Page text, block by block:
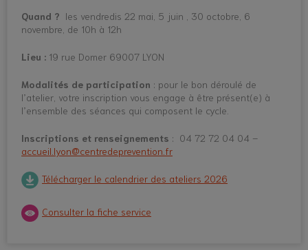
Quand ? les vendredis 22 mai, 5 juin , 30 octobre, 6
novembre, de 10h à 12h
Lieu : 19 rue Domer 69007 LYON
Modalités de participation : pour le bon déroulé de
l’atelier, votre inscription vous engage à être présent(e) à
l’ensemble des séances qui composent le cycle.
Inscriptions et renseignements : 04 72 72 04 04 –
accueil.lyon@centredeprevention.fr
Télécharger le calendrier des ateliers 2026
Consulter la fiche service